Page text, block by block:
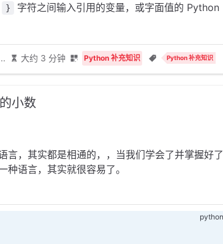
}
字符之间输入引用的变量，或字面值的 Python
大约 3 分钟 Python 补充知识 Python 补充知识
小数
言，其实都是相通的，，当我们学会了并掌握好了
语言，其实就很容易了。